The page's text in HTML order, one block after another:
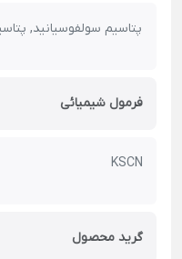
پتاسیم سولفوسیانید,
فرمول شیمیائی
KSCN
گرید محصول